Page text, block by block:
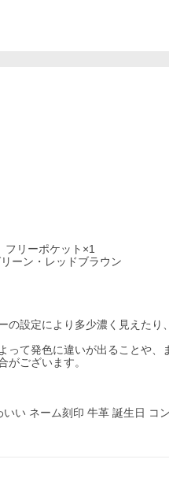
リーポケット×1
ーン・レッドブラウン
設定により多少濃く見えたり
て発色に違いが出ることや
ございます。
い ネーム刻印 牛革 誕生日 コ